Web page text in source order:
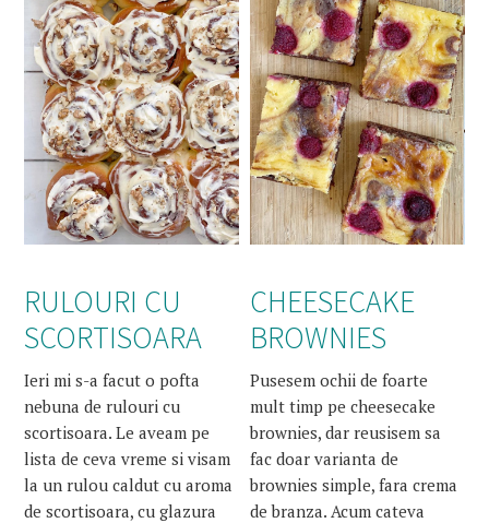
RULOURI CU
SCORTISOARA
Ieri mi s-a facut o pofta
nebuna de rulouri cu
scortisoara. Le aveam pe
lista de ceva vreme si visam
la un rulou caldut cu aroma
de scortisoara, cu glazura
CHEESECAKE
BROWNIES
Pusesem ochii de foarte
mult timp pe cheesecake
brownies, dar reusisem sa
fac doar varianta de
brownies simple, fara crema
de branza. Acum cateva